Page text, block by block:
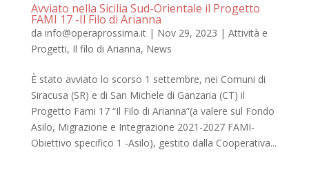
Avviato nella Sicilia Sud-Orientale il Progetto
FAMI 17 -Il Filo di Arianna
da info@operaprossima.it| Nov 29, 2023 | Attività e
Progetti, Il filo di Arianna, News
È stato avviato lo scorso 1 settembre, nei Comuni di
Siracusa (SR) e di San Michele di Ganzaria (CT) il
Progetto Fami 17 “Il Filo di Arianna”(a valere sul Fondo
Asilo, Migrazione e Integrazione 2021-2027 FAMI-
Obiettivo specifico 1 -Asilo), gestito dalla Cooperativa...